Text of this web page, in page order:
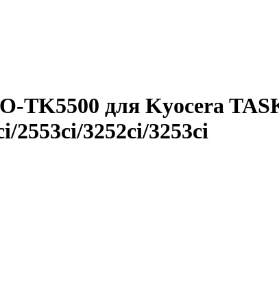
TK5500 для Kyocera
2553ci/3252ci/3253ci